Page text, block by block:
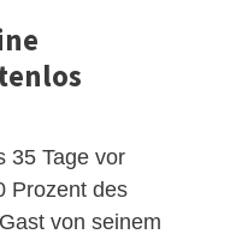
35 Tage vor
Prozent des
von seinem